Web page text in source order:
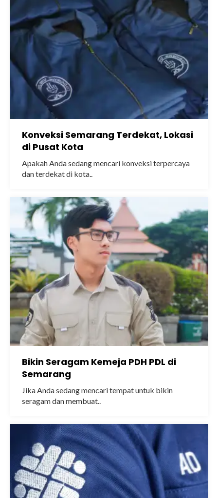
Konveksi Semarang Terdekat, Lokasi
di Pusat Kota
Apakah Anda sedang mencari konveksi terpercaya
dan terdekat di kota..
Bikin Seragam Kemeja PDH PDL di
Semarang
Jika Anda sedang mencari tempat untuk bikin
seragam dan membuat..